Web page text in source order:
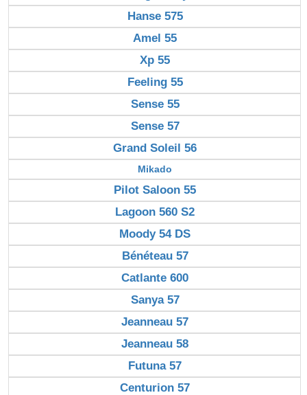
Hanse 575
Amel 55
Xp 55
Feeling 55
Sense 55
Sense 57
Grand Soleil 56
Mikado
Pilot Saloon 55
Lagoon 560 S2
Moody 54 DS
Bénéteau 57
Catlante 600
Sanya 57
Jeanneau 57
Jeanneau 58
Futuna 57
Centurion 57